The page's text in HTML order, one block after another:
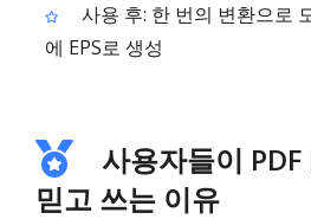
사용 후: 한 번의 변환으로
에 EPS로 생성
사용자들이 PDF
믿고 쓰는 이유